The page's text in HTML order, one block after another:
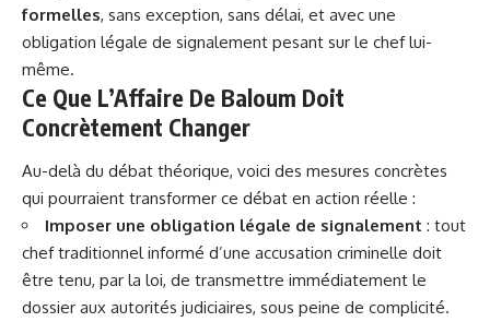
formelles, sans exception, sans délai, et avec une
obligation légale de signalement pesant sur le chef lui-
même.
Ce Que L’Affaire De Baloum Doit
Concrètement Changer
Au-delà du débat théorique, voici des mesures concrètes
qui pourraient transformer ce débat en action réelle :
Imposer une obligation légale de signalement : tout
chef traditionnel informé d’une accusation criminelle doit
être tenu, par la loi, de transmettre immédiatement le
dossier aux autorités judiciaires, sous peine de complicité.